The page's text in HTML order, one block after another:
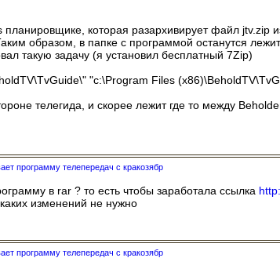
которая разархивирует файл jtv.zip
образом, в папке с программой останутся
такую задачу (я установил бесплатный 7Zip)
"c:\Program Files
телегида, и скорее лежит где то между
программу телепередач с кракозябр
в rar ? то есть чтобы заработала ссылка
изменений не нужно
программу телепередач с кракозябр